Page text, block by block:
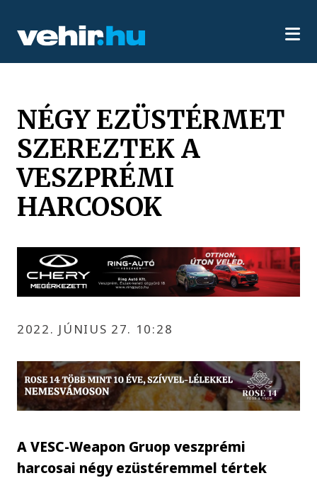
NÉGY EZÜSTÉRMET
SZEREZTEK A
VESZPRÉMI
HARCOSOK
2022. JÚNIUS 27. 10:28
A VESC-Weapon Gruop veszprémi
harcosai négy ezüstéremmel tértek